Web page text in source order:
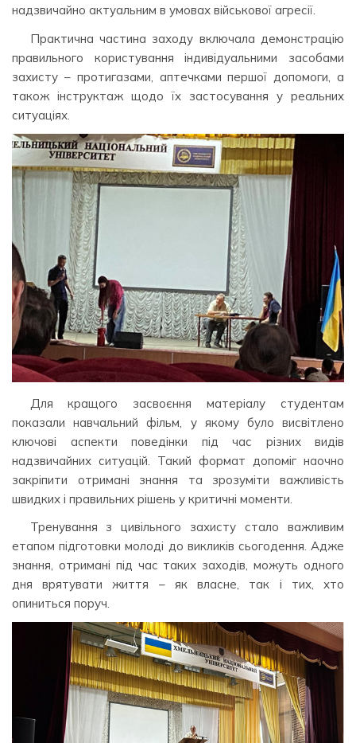
надзвичайно актуальним в умовах військової агресії.
Практична частина заходу включала демонстрацію
правильного користування індивідуальними засобами
захисту – протигазами, аптечками першої допомоги, а
також інструктаж щодо їх застосування у реальних
ситуаціях.
Для кращого засвоєння матеріалу студентам
показали навчальний фільм, у якому було висвітлено
ключові аспекти поведінки під час різних видів
надзвичайних ситуацій. Такий формат допоміг наочно
закріпити отримані знання та зрозуміти важливість
швидких і правильних рішень у критичні моменти.
Тренування з цивільного захисту стало важливим
етапом підготовки молоді до викликів сьогодення. Адже
знання, отримані під час таких заходів, можуть одного
дня врятувати життя – як власне, так і тих, хто
опиниться поруч.